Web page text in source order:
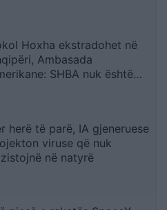
Hoxha ekstradohet në
Ambasada
SHBA nuk është
herë të parë, IA gjeneruese
viruse që nuk
në natyrë